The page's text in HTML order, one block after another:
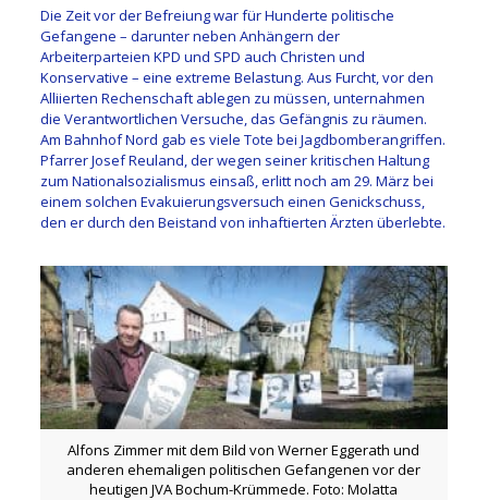
Die Zeit vor der Befreiung war für Hunderte politische
Gefangene – darunter neben Anhängern der
Arbeiterparteien KPD und SPD auch Christen und
Konservative – eine extreme Belastung. Aus Furcht, vor den
Alliierten Rechenschaft ablegen zu müssen, unternahmen
die Verantwortlichen Versuche, das Gefängnis zu räumen.
Am Bahnhof Nord gab es viele Tote bei Jagdbomberangriffen.
Pfarrer Josef Reuland, der wegen seiner kritischen Haltung
zum Nationalsozialismus einsaß, erlitt noch am 29. März bei
einem solchen Evakuierungsversuch einen Genickschuss,
den er durch den Beistand von inhaftierten Ärzten überlebte.
Alfons Zimmer mit dem Bild von Werner Eggerath und
anderen ehemaligen politischen Gefangenen vor der
heutigen JVA Bochum-Krümmede. Foto: Molatta